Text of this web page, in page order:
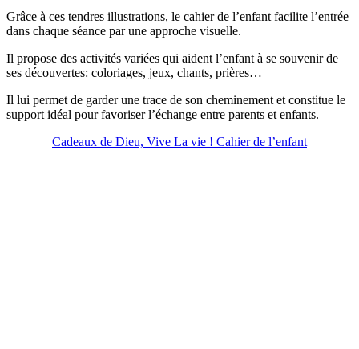
Grâce à ces tendres illustrations, le cahier de l’enfant facilite l’entrée
dans chaque séance par une approche visuelle.
Il propose des activités variées qui aident l’enfant à se souvenir de
ses découvertes: coloriages, jeux, chants, prières…
Il lui permet de garder une trace de son cheminement et constitue le
support idéal pour favoriser l’échange entre parents et enfants.
Cadeaux de Dieu, Vive La vie ! Cahier de l’enfant